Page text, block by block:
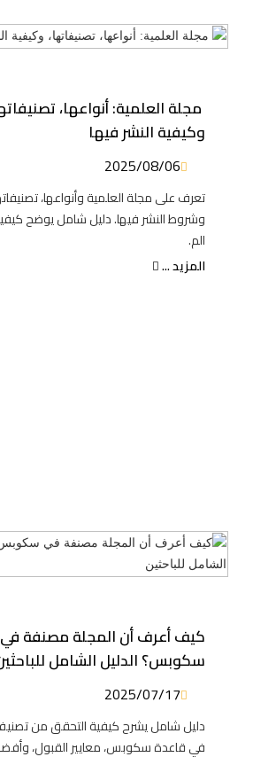
مجلة العلمية: أنواعها، تصنيفاتها،
وكيفية النشر فيها
2025/08/06
تعرف على مجلة العلمية وأنواعها، تصنيفاتها
وشروط النشر فيها. دليل شامل يوضح كيفية
الم.
المزيد ...
كيف أعرف أن المجلة مصنفة في
سكوبس؟ الدليل الشامل للباحثين
2025/07/17
دليل شامل يشرح كيفية التحقق من تصنيف
في قاعدة سكوبس، معايير القبول،